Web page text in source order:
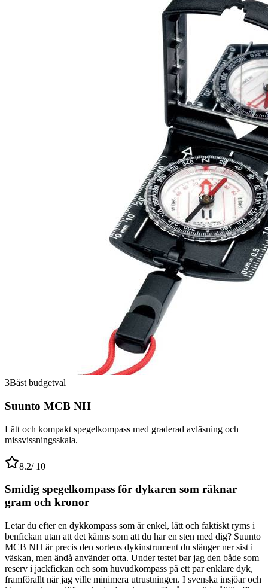
3Bäst budgetval
Suunto MCB NH
Lätt och kompakt spegelkompass med graderad avläsning och
missvissningsskala.
8.2/ 10
Smidig spegelkompass för dykaren som räknar
gram och kronor
Letar du efter en dykkompass som är enkel, lätt och faktiskt ryms i
benfickan utan att det känns som att du har en sten med dig? Suunto
MCB NH är precis den sortens dykinstrument du slänger ner sist i
väskan, men ändå använder ofta. Under testet bar jag den både som
reserv i jackfickan och som huvudkompass på ett par enklare dyk,
framförallt när jag ville minimera utrustningen. I svenska insjöar och